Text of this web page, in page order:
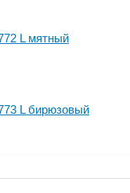
L мятный
L бирюзовый